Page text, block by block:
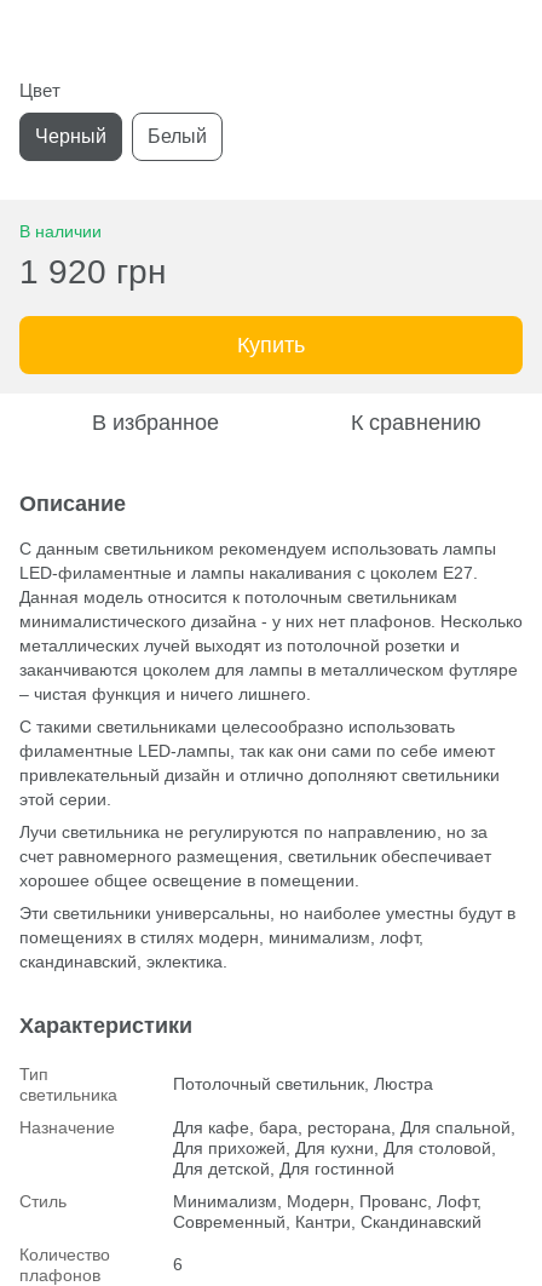
Цвет
Черный Белый
В наличии
1 920 грн
Купить
В избранное К сравнению
Описание
С данным светильником рекомендуем использовать лампы
LED-филаментные и лампы накаливания с цоколем Е27.
Данная модель относится к потолочным светильникам
минималистического дизайна - у них нет плафонов. Несколько
металлических лучей выходят из потолочной розетки и
заканчиваются цоколем для лампы в металлическом футляре
– чистая функция и ничего лишнего.
С такими светильниками целесообразно использовать
филаментные LED-лампы, так как они сами по себе имеют
привлекательный дизайн и отлично дополняют светильники
этой серии.
Лучи светильника не регулируются по направлению, но за
счет равномерного размещения, светильник обеспечивает
хорошее общее освещение в помещении.
Эти светильники универсальны, но наиболее уместны будут в
помещениях в стилях модерн, минимализм, лофт,
скандинавский, эклектика.
Характеристики
Тип
светильника
Потолочный светильник, Люстра
Назначение
Для кафе, бара, ресторана, Для спальной,
Для прихожей, Для кухни, Для столовой,
Для детской, Для гостинной
Стиль
Минимализм, Модерн, Прованс, Лофт,
Современный, Кантри, Скандинавский
Количество
плафонов
6